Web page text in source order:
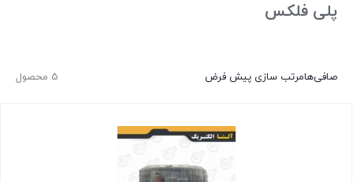
پلی فلکس
5 محصول صافی‌هامرتب سازی پیش فرض